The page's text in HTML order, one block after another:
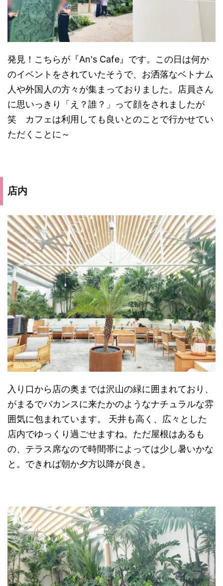
発見！こちらが『An's Cafe』です。この日は何か
のイベントをされていたそうで、お洒落なベトナム
人や外国人の方々が集まっておりました。店員さん
に思いっきり「え？誰？」って顔をされましたが
笑 カフェは利用しても良いとのことで行かせてい
ただくことに～
店内
入り口から店の奥までは沢山の緑に囲まれており、
がまるでバカンスに来たかのようなナチュラルな雰
囲気に包まれています。 天井も高く、広々とした
店内でゆっくり過ごせますね。ただ屋根はあるも
の、テラス席なので時間帯によっては少し暑いかな
と。できれば朝か夕方以降が良き。